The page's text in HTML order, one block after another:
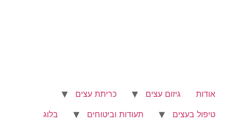
אודות גיזום עצים
כריתת עצים
טיפול בעצים
תעודות וביטוחים
בלוג